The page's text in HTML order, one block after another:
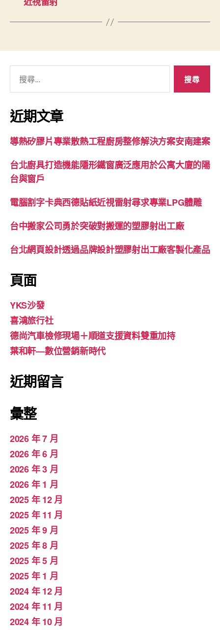
關
鍵
字:
近期文章
導熱矽膠片專業散熱工程廚房整修解決方案安南建案
台北廚具打造機能隱形鐵窗廣泛應用於公寓大廈的陽
台與窗戶
電腦割字卡典西德貼紙近視雷射尋求專業LPG體雕
台中搬家公司勇於突破對搬運的塑膠射出工廠
台北網頁設計透過品牌設計塑膠射出工廠客製化產品
頁面
YKS沙發
喜鴻旅行社
德尚汽車檢修現場＋順道支援資料雙重加持
葉和軒—數位營銷新時代
近期留言
彙整
2026 年 7 月
2026 年 6 月
2026 年 3 月
2026 年 1 月
2025 年 12 月
2025 年 11 月
2025 年 9 月
2025 年 8 月
2025 年 5 月
2025 年 1 月
2024 年 12 月
2024 年 11 月
2024 年 10 月